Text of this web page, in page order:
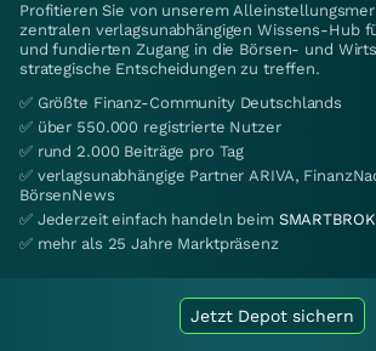
Profitieren Sie von unserem
zentralen verlagsunabhängigen Wissens-Hub
und fundierten Zugang in die Börsen- und
strategische Entscheidungen zu treffen.
✅ Größte Finanz-Community Deutschlands
✅ über 550.000 registrierte Nutzer
✅ rund 2.000 Beiträge pro Tag
✅ verlagsunabhängige Partner ARIVA,
BörsenNews
✅ Jederzeit einfach handeln beim
✅ mehr als 25 Jahre Marktpräsenz
Jetzt Depot sichern